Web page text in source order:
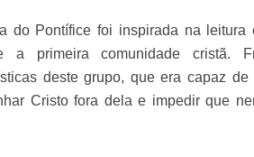
do Pontífice foi inspirada na leitura
a primeira comunidade cristã.
deste grupo, que era capaz
Cristo fora dela e impedir que